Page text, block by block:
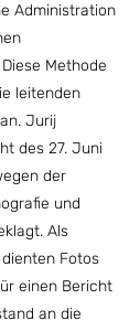
Administration
Methode
leitenden
Jurij
des 27. Juni
der
und
Als
Fotos
einen Bericht
an die